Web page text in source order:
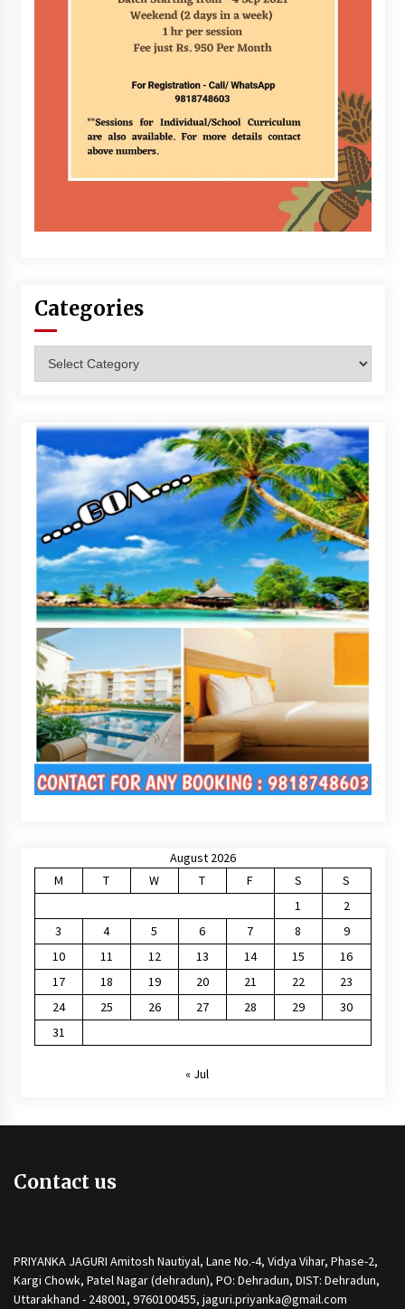
Categories
August 2026
M
T W T F S
S
1
2
3
4 5 6 7 8
9
10
11 12 13 14 15
16
17
18 19 20 21 22
23
24
25 26 27 28 29
30
31
« Jul
Contact us
PRIYANKA JAGURI Amitosh Nautiyal, Lane No.-4, Vidya Vihar, Phase-2,
Kargi Chowk, Patel Nagar (dehradun), PO: Dehradun, DIST: Dehradun,
Uttarakhand - 248001, 9760100455, jaguri.priyanka@gmail.com